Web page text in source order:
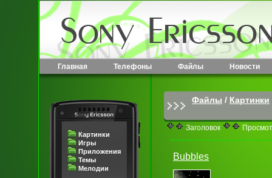
Главная Телефоны Файлы Новости
Картинки
Игры
Приложения
Темы
Мелодии
Файлы / Картинки
Заголовок
Bubbles